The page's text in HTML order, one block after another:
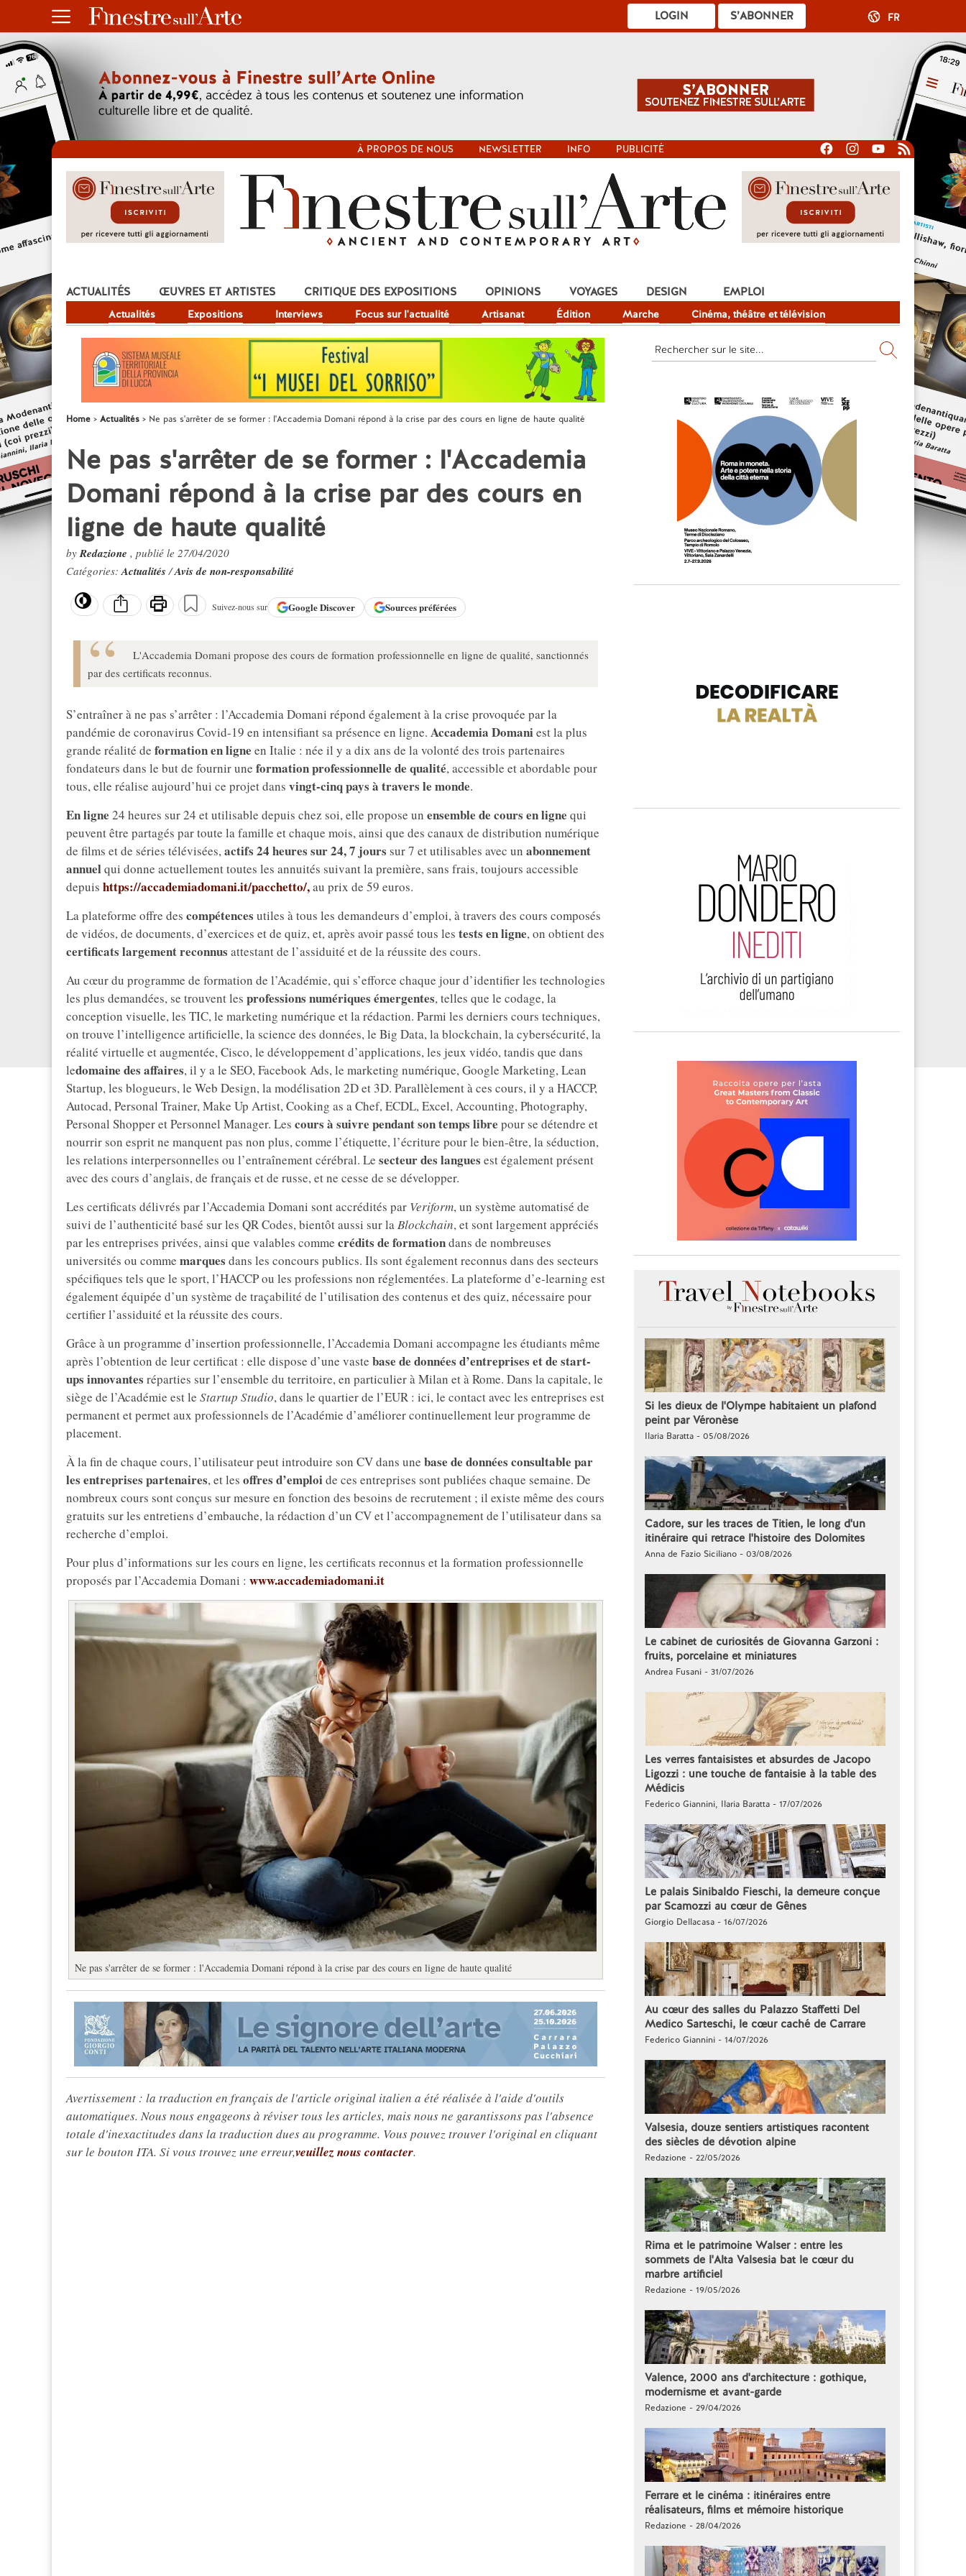
S’ABONNER
LOGIN FR
À PROPOS DE NOUS NEWSLETTER INFO PUBLICITÉ
ACTUALITÉS
Actualités Expositions Interviews Focus sur l'actualité Artisanat Édition Marche Cinéma, théâtre et télévision
ŒUVRES ET ARTISTES CRITIQUE DES EXPOSITIONS OPINIONS VOYAGES DESIGN EMPLOI
Home Actualités Ne pas s'arrêter de se former : l'Accademia Domani répond à la crise par des cours en ligne de haute qualité
Ne pas s'arrêter de se former : l'Accademia
Domani répond à la crise par des cours en
ligne de haute qualité
byRedazione , publié le 27/04/2020
Catégories:Actualités/Avis de non-responsabilité
Suivez-nous sur GoogleDiscover Sources préférées
L'Accademia Domani propose des cours de formation professionnelle en ligne de qualité, sanctionnés
par des certificats reconnus.
S’entraîner à ne pas s’arrêter : l’Accademia Domani répond également à la crise provoquée par la
pandémie de coronavirus Covid-19 en intensifiant sa présence en ligne. Accademia Domaniest la plus
grande réalité de formation en ligne en Italie : née il y a dix ans de la volonté des trois partenaires
fondateurs dans le but de fournir une formation professionnelle de qualité, accessible et abordable pour
tous, elle réalise aujourd’hui ce projet dans vingt-cinq pays à travers le monde.
En ligne 24 heures sur 24 et utilisable depuis chez soi, elle propose un ensemble de cours en ligne qui
peuvent être partagés par toute la famille et chaque mois, ainsi que des canaux de distribution numérique
de films et de séries télévisées,actifs 24 heures sur 24, 7 jours sur 7 et utilisables avec un abonnement
annuelqui donne actuellement toutes les annuités suivant la première, sans frais, toujours accessible
depuis https://accademiadomani.it/pacchetto/,au prix de 59 euros.
La plateforme offre des compétences utiles à tous les demandeurs d’emploi, à travers des cours composés
de vidéos, de documents, d’exercices et de quiz, et, après avoir passé tous les tests en ligne, on obtient des
certificats largement reconnus attestant de l’assiduité et de la réussite des cours.
Au cœur du programme de formation de l’Académie, qui s’efforce chaque jour d’identifier les technologies
les plus demandées, se trouvent les professions numériques émergentes, telles que le codage, la
conception visuelle, les TIC, le marketing numérique et la rédaction. Parmi les derniers cours techniques,
on trouve l’intelligence artificielle, la science des données, le Big Data, la blockchain, la cybersécurité, la
réalité virtuelle et augmentée, Cisco, le développement d’applications, les jeux vidéo, tandis que dans
ledomaine des affaires, il y a le SEO, Facebook Ads, le marketing numérique, Google Marketing, Lean
Startup, les blogueurs, le Web Design, la modélisation 2D et 3D. Parallèlement à ces cours, il y a HACCP,
Autocad, Personal Trainer, Make Up Artist, Cooking as a Chef, ECDL, Excel, Accounting, Photography,
Personal Shopper et Personnel Manager. Les cours à suivre pendant son temps libre pour se détendre et
nourrir son esprit ne manquent pas non plus, comme l’étiquette, l’écriture pour le bien-être, la séduction,
les relations interpersonnelles ou l’entraînement cérébral. Le secteur des langues est également présent
avec des cours d’anglais, de français et de russe, et ne cesse de se développer.
Les certificats délivrés par l’Accademia Domani sont accrédités par Veriform, un système automatisé de
suivi de l’authenticité basé sur les QR Codes, bientôt aussi sur laBlockchain, et sont largement appréciés
par les entreprises privées, ainsi que valables comme crédits de formationdans de nombreuses
universités ou comme marques dans les concours publics. Ils sont également reconnus dans des secteurs
spécifiques tels que le sport, l’HACCP ou les professions non réglementées. La plateforme d’e-learning est
également équipée d’un système de traçabilité de l’utilisation des contenus et des quiz, nécessaire pour
certifier l’assiduité et la réussite des cours.
Grâce à un programme d’insertion professionnelle, l’Accademia Domani accompagne les étudiants même
après l’obtention de leur certificat : elle dispose d’une vaste base de données d’entreprises et de start-
ups innovantes réparties sur l’ensemble du territoire, en particulier à Milan et à Rome. Dans la capitale, le
siège de l’Académie est le Startup Studio, dans le quartier de l’EUR : ici, le contact avec les entreprises est
permanent et permet aux professionnels de l’Académie d’améliorer continuellement leur programme de
placement.
À la fin de chaque cours, l’utilisateur peut introduire son CV dans une base de données consultable par
les entreprises partenaires, et les offres d’emploide ces entreprises sont publiées chaque semaine. De
nombreux cours sont conçus sur mesure en fonction des besoins de recrutement ; il existe même des cours
gratuits sur les entretiens d’embauche, la rédaction d’un CV et l’accompagnement de l’utilisateur dans sa
recherche d’emploi.
Pour plus d’informations sur les cours en ligne, les certificats reconnus et la formation professionnelle
proposés par l’Accademia Domani : www.accademiadomani.it
Ne pas s'arrêter de se former : l'Accademia Domani répond à la crise par des cours en ligne de haute qualité
Avertissement : la traduction en français de l'article original italien a été réalisée à l'aide d'outils
automatiques. Nous nous engageons à réviser tous les articles, mais nous ne garantissons pas l'absence
totale d'inexactitudes dans la traduction dues au programme. Vous pouvez trouver l'original en cliquant
sur le bouton ITA. Si vous trouvez une erreur,veuillez nous contacter.
Si les dieux de l'Olympe habitaient un plafond
peint par Véronèse
Ilaria Baratta - 05/08/2026
Cadore, sur les traces de Titien, le long d'un
itinéraire qui retrace l'histoire des Dolomites
Anna de Fazio Siciliano - 03/08/2026
Le cabinet de curiosités de Giovanna Garzoni :
fruits, porcelaine et miniatures
Andrea Fusani - 31/07/2026
Les verres fantaisistes et absurdes de Jacopo
Ligozzi : une touche de fantaisie à la table des
Médicis
Federico Giannini, Ilaria Baratta - 17/07/2026
Le palais Sinibaldo Fieschi, la demeure conçue
par Scamozzi au cœur de Gênes
Giorgio Dellacasa - 16/07/2026
Au cœur des salles du Palazzo Staffetti Del
Medico Sarteschi, le cœur caché de Carrare
Federico Giannini - 14/07/2026
Valsesia, douze sentiers artistiques racontent
des siècles de dévotion alpine
Redazione - 22/05/2026
Rima et le patrimoine Walser : entre les
sommets de l'Alta Valsesia bat le cœur du
marbre artificiel
Redazione - 19/05/2026
Valence, 2000 ans d'architecture : gothique,
modernisme et avant-garde
Redazione - 29/04/2026
Ferrare et le cinéma : itinéraires entre
réalisateurs, films et mémoire historique
Redazione - 28/04/2026